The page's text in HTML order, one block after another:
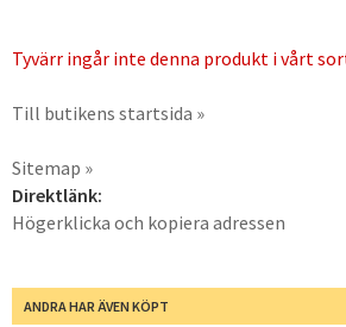
Tyvärr ingår inte denna produkt i vårt
Till butikens startsida »
Sitemap »
Direktlänk:
Högerklicka och kopiera adressen
ANDRA HAR ÄVEN KÖPT